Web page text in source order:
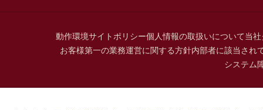
動作環境サイトポリシー個人情報の取扱いについて当
お客様第一の業務運営に関する方針内部者に該当され
システム